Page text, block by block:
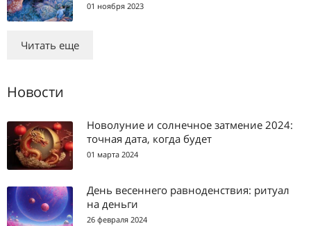
01 ноября 2023
Читать еще
Новости
Новолуние и солнечное затмение 2024:
точная дата, когда будет
01 марта 2024
День весеннего равноденствия: ритуал
на деньги
26 февраля 2024